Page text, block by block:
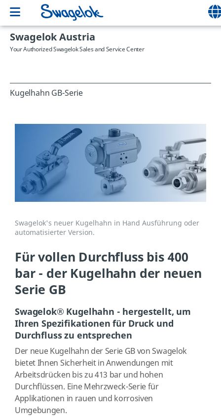
Swagelok Austria
Your Authorized Swagelok Sales and Service Center
Kugelhahn GB-Serie
Swagelok's neuer Kugelhahn in Hand Ausführung oder
automatisierter Version.
Für vollen Durchfluss bis 400
bar - der Kugelhahn der neuen
Serie GB
Swagelok® Kugelhahn - hergestellt, um
Ihren Spezifikationen für Druck und
Durchfluss zu entsprechen
Der neue Kugelhahn der Serie GB von Swagelok
bietet Ihnen Sicherheit in Anwendungen mit
Arbeitsdrücken bis zu 413 bar und hohen
Durchflüssen. Eine Mehrzweck-Serie für
Applikationen in rauen und korrosiven
Umgebungen.